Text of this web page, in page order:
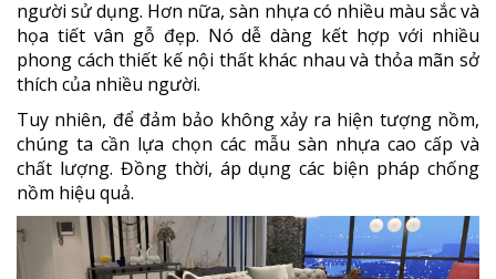
người sử dụng. Hơn nữa, sàn nhựa có nhiều màu sắc và
họa tiết vân gỗ đẹp. Nó dễ dàng kết hợp với nhiều
phong cách thiết kế nội thất khác nhau và thỏa mãn sở
thích của nhiều người.
Tuy nhiên, để đảm bảo không xảy ra hiện tượng nồm,
chúng ta cần lựa chọn các mẫu sàn nhựa cao cấp và
chất lượng. Đồng thời, áp dụng các biện pháp chống
nồm hiệu quả.